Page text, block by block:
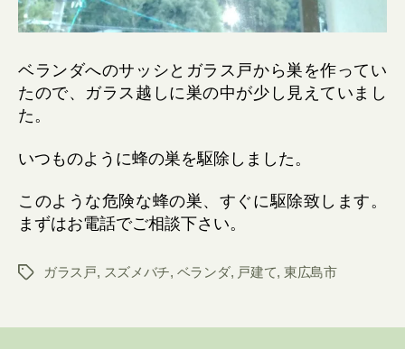
ベランダへのサッシとガラス戸から巣を作ってい
たので、ガラス越しに巣の中が少し見えていまし
た。
いつものように蜂の巣を駆除しました。
このような危険な蜂の巣、すぐに駆除致します。
まずはお電話でご相談下さい。
Tags ガラス戸, スズメバチ, ベランダ, 戸建て, 東広島市